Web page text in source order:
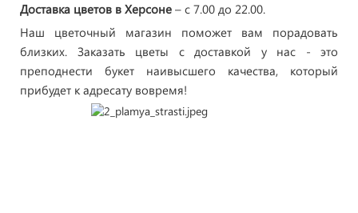
Доставка цветов в Херсоне – с 7.00 до 22.00.
Наш цветочный магазин поможет вам порадовать
близких. Заказать цветы с доставкой у нас - это
преподнести букет наивысшего качества, который
прибудет к адресату вовремя!